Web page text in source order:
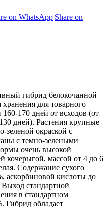
on WhatsAppShare
Share on
гибрид белокочанной
для товарного
170 дней от всходов (от
дней). Растения крупные
зеленой окраской с
с темно-зелеными
очень высокой
кочерыгой, массой от 4 до 6
Содержание сухого
аскорбиновой кислоты до
стандартной
в стандартном
Гибрид обладает